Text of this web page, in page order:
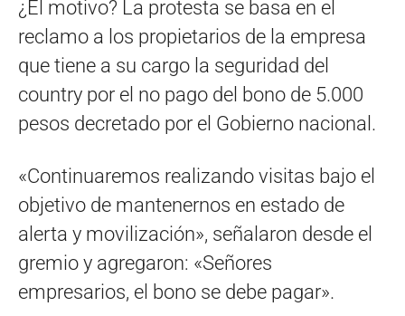
¿El motivo? La protesta se basa en el
reclamo a los propietarios de la empresa
que tiene a su cargo la seguridad del
country por el no pago del bono de 5.000
pesos decretado por el Gobierno nacional.
«Continuaremos realizando visitas bajo el
objetivo de mantenernos en estado de
alerta y movilización», señalaron desde el
gremio y agregaron: «Señores
empresarios, el bono se debe pagar».